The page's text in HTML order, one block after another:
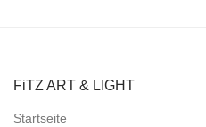
FiTZ ART & LIGHT
Startseite